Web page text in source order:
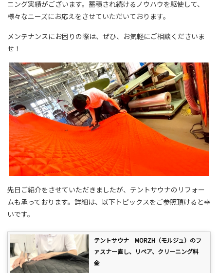
ニング実績がございます。蓄積され続けるノウハウを駆使して、
様々なニーズにお応えをさせていただいております。
メンテナンスにお困りの際は、ぜひ、お気軽にご相談くださいま
せ！
先日ご紹介をさせていただきましたが、テントサウナのリフォー
ムも承っております。詳細は、以下トピックスをご参照頂けると幸
いです。
テントサウナ MORZH（モルジュ）のフ
ァスナー直し、リペア、クリーニング料
金